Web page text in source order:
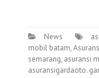
News
mobil batam,
semarang, asuransi
asuransigardaoto.